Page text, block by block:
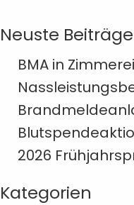
Neuste Beiträge
BMA in
2026
Kategorien